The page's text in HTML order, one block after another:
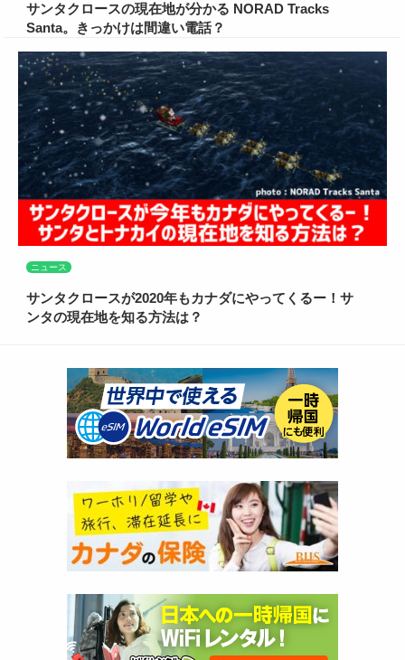
サンタクロースの現在地が分かる NORAD Tracks
Santa。きっかけは間違い電話？
ニュース
サンタクロースが2020年もカナダにやってくるー！サ
ンタの現在地を知る方法は？